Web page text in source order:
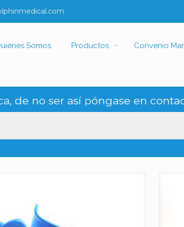
Somos Productos Convenio
de no ser así póngase en